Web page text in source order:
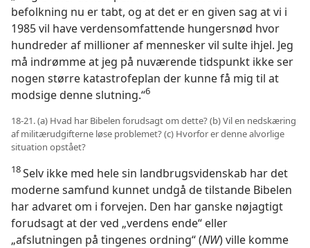
befolkning nu er tabt, og at det er en given sag at vi i
1985 vil have verdensomfattende hungersnød hvor
hundreder af millioner af mennesker vil sulte ihjel. Jeg
må indrømme at jeg på nuværende tidspunkt ikke ser
nogen større katastrofeplan der kunne få mig til at
modsige denne slutning.“6
18-21. (a) Hvad har Bibelen forudsagt om dette? (b) Vil en nedskæring
af militærudgifterne løse problemet? (c) Hvorfor er denne alvorlige
situation opstået?
18Selv ikke med hele sin landbrugsvidenskab har det
moderne samfund kunnet undgå de tilstande Bibelen
har advaret om i forvejen. Den har ganske nøjagtigt
forudsagt at der ved „verdens ende“ eller
„afslutningen på tingenes ordning“ (NW) ville komme